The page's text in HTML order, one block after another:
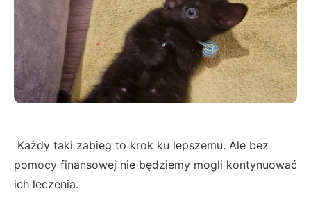
Każdy taki zabieg to krok ku lepszemu. Ale bez
pomocy finansowej nie będziemy mogli kontynuować
ich leczenia.